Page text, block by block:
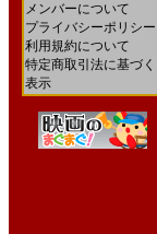
メンバーについて
プライバシーポリシー
利用規約について
特定商取引法に基づく
表示